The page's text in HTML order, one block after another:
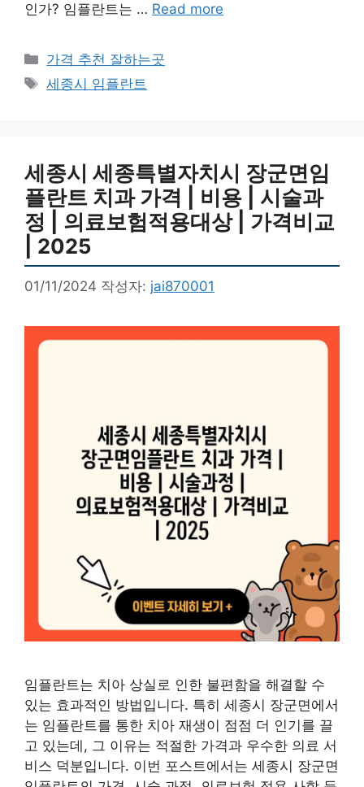
인가? 임플란트는 … Read more
카
테
가격 추천 잘하는곳
태
세종시 임플란트
세종시 세종특별자치시 장군면임
플란트 치과 가격 | 비용 | 시술과
정 | 의료보험적용대상 | 가격비교
| 2025
01/11/2024 작성자: jai870001
임플란트는 치아 상실로 인한 불편함을 해결할 수
있는 효과적인 방법입니다. 특히 세종시 장군면에서
는 임플란트를 통한 치아 재생이 점점 더 인기를 끌
고 있는데, 그 이유는 적절한 가격과 우수한 의료 서
비스 덕분입니다. 이번 포스트에서는 세종시 장군면